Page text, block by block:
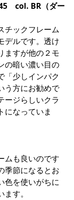
　col. BR（ダー
チックフレーム
デルです。透け
ますが他の２モ
の暗い濃い目の
「少しインパク
う方にお勧めで
ージらしいクラ
になっていま
ムも良いのです
季節になるとお
色を使いがちに
す。